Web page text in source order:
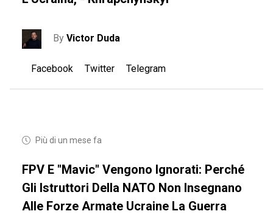
ByVictor Duda
Facebook Twitter Telegram
Più di un mese fa
FPV E "mavic" Vengono Ignorati: Perché
Gli Istruttori Della NATO Non Insegnano
Alle Forze Armate Ucraine La Guerra